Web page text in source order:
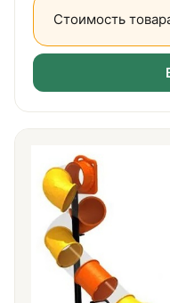
Стоимость